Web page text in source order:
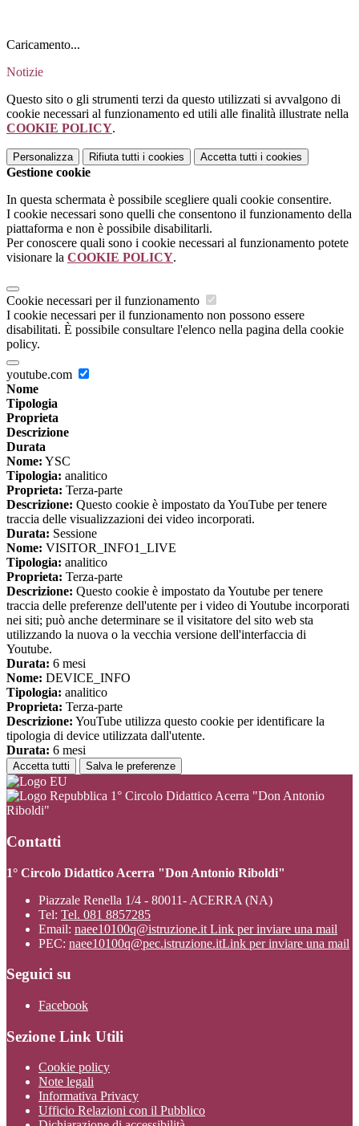
Caricamento...
Notizie
Questo sito o gli strumenti terzi da questo utilizzati si avvalgono di
cookie necessari al funzionamento ed utili alle finalità illustrate nella
COOKIE POLICY.
Personalizza Rifiuta tutti i cookies Accetta tutti i cookies
Gestione cookie
In questa schermata è possibile scegliere quali cookie consentire.
I cookie necessari sono quelli che consentono il funzionamento della
piattaforma e non è possibile disabilitarli.
Per conoscere quali sono i cookie necessari al funzionamento potete
visionare la COOKIE POLICY.
Cookie necessari per il funzionamento
I cookie necessari per il funzionamento non possono essere
disabilitati. È possibile consultare l'elenco nella pagina della cookie
policy.
youtube.com
Nome
Tipologia
Proprieta
Descrizione
Durata
Nome: YSC
Tipologia: analitico
Proprieta: Terza-parte
Descrizione: Questo cookie è impostato da YouTube per tenere
traccia delle visualizzazioni dei video incorporati.
Durata: Sessione
Nome: VISITOR_INFO1_LIVE
Tipologia: analitico
Proprieta: Terza-parte
Descrizione: Questo cookie è impostato da Youtube per tenere
traccia delle preferenze dell'utente per i video di Youtube incorporati
nei siti; può anche determinare se il visitatore del sito web sta
utilizzando la nuova o la vecchia versione dell'interfaccia di
Youtube.
Durata: 6 mesi
Nome: DEVICE_INFO
Tipologia: analitico
Proprieta: Terza-parte
Descrizione: YouTube utilizza questo cookie per identificare la
tipologia di device utilizzata dall'utente.
Durata: 6 mesi
Accetta tutti Salva le preferenze
1° Circolo Didattico Acerra "Don Antonio
Riboldi"
Contatti
1° Circolo Didattico Acerra "Don Antonio Riboldi"
Piazzale Renella 1/4 - 80011- ACERRA (NA)
Tel: Tel. 081 8857285
Email: naee10100q@istruzione.it Link per inviare una mail
PEC: naee10100q@pec.istruzione.itLink per inviare una mail
Seguici su
Facebook
Sezione Link Utili
Cookie policy
Note legali
Informativa Privacy
Ufficio Relazioni con il Pubblico